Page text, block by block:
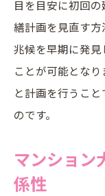
目を目安に初回
繕計画を見直す
兆候を早期に発
ことが可能とな
と計画を行うこ
のです。
マンション
係性